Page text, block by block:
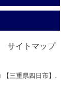
サイトマップ
三重県四日市】.